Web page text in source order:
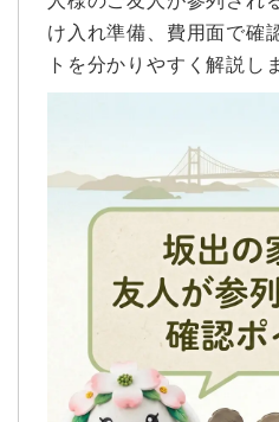
け入れ準備、費用面で確
トを分かりやすく解説し